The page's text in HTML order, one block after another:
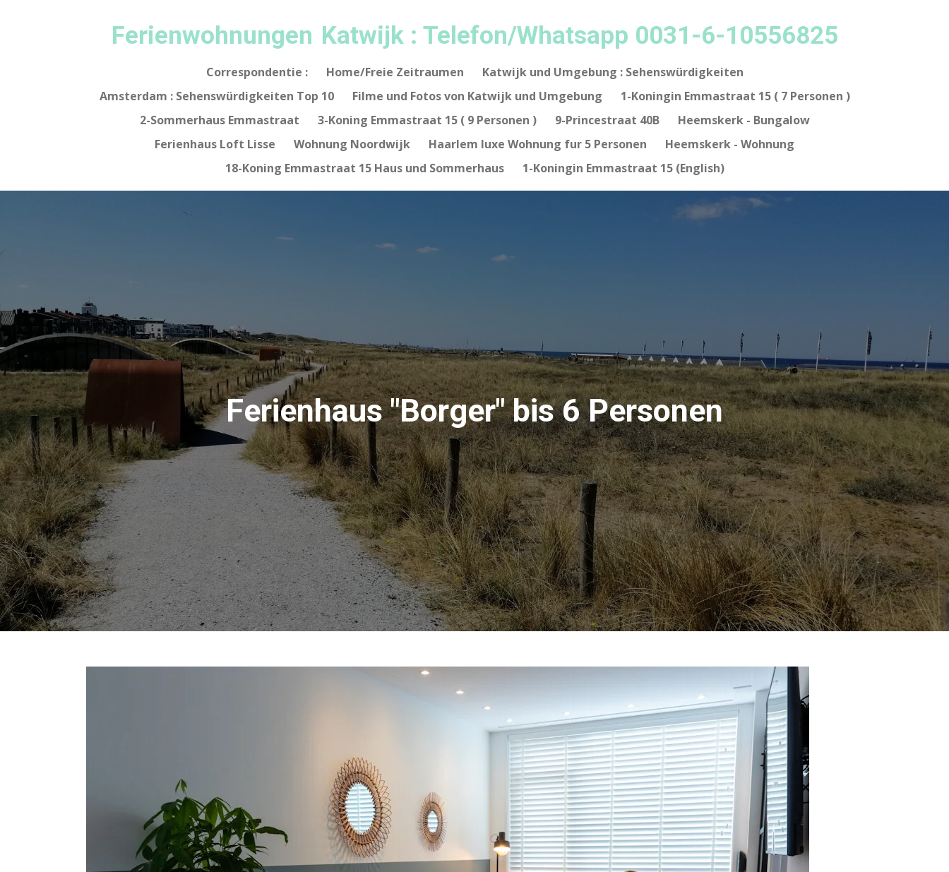
Ferienwohnungen Katwijk : Telefon/Whatsapp 0031-6-10556825
Correspondentie : Home/Freie Zeitraumen
Katwijk und Umgebung : Sehenswürdigkeiten
Amsterdam : Sehenswürdigkeiten Top 10
Filme und Fotos von Katwijk und Umgebung
1-Koningin Emmastraat 15 ( 7 Personen )
2-Sommerhaus Emmastraat
3-Koning Emmastraat 15 ( 9 Personen ) 9-Princestraat 40B
Heemskerk - Bungalow
Ferienhaus Loft Lisse
Wohnung Noordwijk Haarlem luxe Wohnung fur 5 Personen
Heemskerk - Wohnung
18-Koning Emmastraat 15 Haus und Sommerhaus
1-Koningin Emmastraat 15 (English)
Ferienhaus "Borger" bis 6 Personen